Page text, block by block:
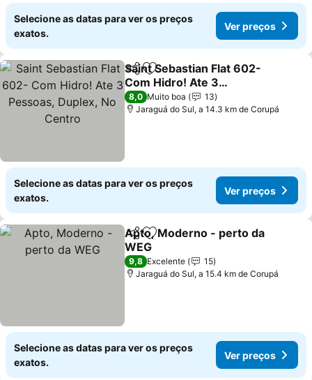
Selecione as datas para ver os preços
exatos.
Ver preços
PartilharAdicionar aos favoritos
Saint Sebastian Flat 602-
Com Hidro! Ate 3
Pessoas, Duplex, No
Centro
8,0 Muito boa
13
Jaraguá do Sul, a 14.3 km de Corupá
Selecione as datas para ver os preços
exatos.
Ver preços
PartilharAdicionar aos favoritos
Apto, Moderno - perto da
WEG
9,8 Excelente
15
Jaraguá do Sul, a 15.4 km de Corupá
Selecione as datas para ver os preços
exatos.
Ver preços